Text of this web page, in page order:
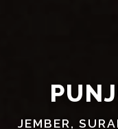
JEMBER,